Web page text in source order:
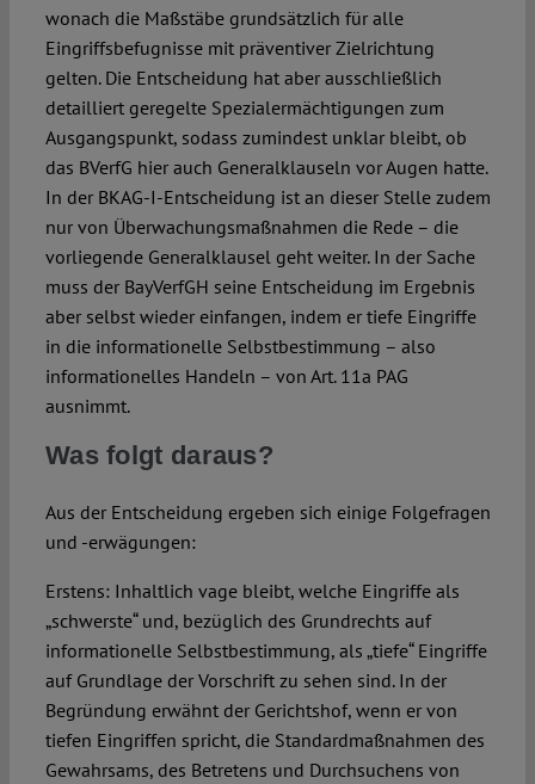
wonach die Maßstäbe grundsätzlich für alle
Eingriffsbefugnisse mit präventiver Zielrichtung
gelten. Die Entscheidung hat aber ausschließlich
detailliert geregelte Spezialermächtigungen zum
Ausgangspunkt, sodass zumindest unklar bleibt, ob
das BVerfG hier auch Generalklauseln vor Augen hatte.
In der BKAG-I-Entscheidung ist an dieser Stelle zudem
nur von Überwachungsmaßnahmen die Rede – die
vorliegende Generalklausel geht weiter. In der Sache
muss der BayVerfGH seine Entscheidung im Ergebnis
aber selbst wieder einfangen, indem er tiefe Eingriffe
in die informationelle Selbstbestimmung – also
informationelles Handeln – von Art. 11a PAG
ausnimmt.
Was folgt daraus?
Aus der Entscheidung ergeben sich einige Folgefragen
und -erwägungen:
Erstens: Inhaltlich vage bleibt, welche Eingriffe als
„schwerste“ und, bezüglich des Grundrechts auf
informationelle Selbstbestimmung, als „tiefe“ Eingriffe
auf Grundlage der Vorschrift zu sehen sind. In der
Begründung erwähnt der Gerichtshof, wenn er von
tiefen Eingriffen spricht, die Standardmaßnahmen des
Gewahrsams, des Betretens und Durchsuchens von